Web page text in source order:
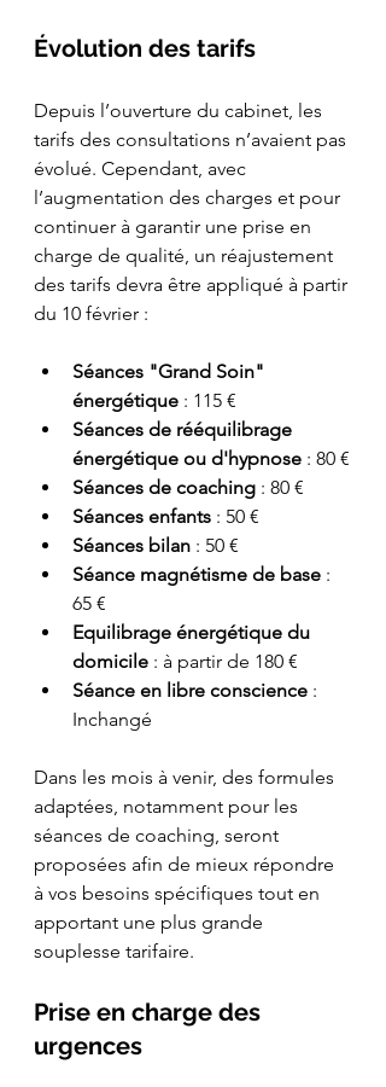
Évolution des tarifs
Depuis l’ouverture du cabinet, les
tarifs des consultations n’avaient pas
évolué. Cependant, avec
l’augmentation des charges et pour
continuer à garantir une prise en
charge de qualité, un réajustement
des tarifs devra être appliqué à partir
du 10 février :
Séances "Grand Soin"
énergétique : 115 €
Séances de rééquilibrage
énergétique ou d'hypnose : 80 €
Séances de coaching : 80 €
Séances enfants : 50 €
Séances bilan : 50 €
Séance magnétisme de base :
65 €
Equilibrage énergétique du
domicile : à partir de 180 €
Séance en libre conscience :
Inchangé
Dans les mois à venir, des formules
adaptées, notamment pour les
séances de coaching, seront
proposées afin de mieux répondre
à vos besoins spécifiques tout en
apportant une plus grande
souplesse tarifaire.
Prise en charge des
urgences